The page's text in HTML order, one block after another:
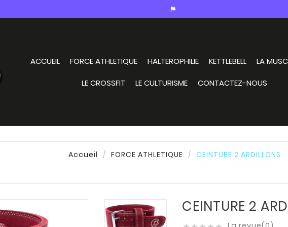
assistant_photo
ACCUEIL FORCE ATHLETIQUE HALTEROPHILIE KETTLEBELL LA
LE CROSSFIT LE CULTURISME CONTACTEZ-NOUS
Accueil FORCE ATHLETIQUE CEINTURE 2 ARDILLONS
CEINTURE 2